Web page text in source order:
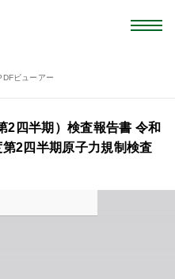
ビューアー
四半期）検査報告書 令和
2四半期原子力規制検査